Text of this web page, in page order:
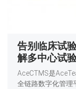
告别临床试
解多中心试
AceCTMS是
全链路数字化管理